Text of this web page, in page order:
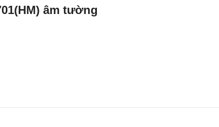
âm tường